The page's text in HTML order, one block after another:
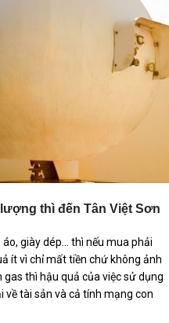
thì đến Tân Việt Sơn
giày dép… thì nếu mua phải
ít vì chỉ mất tiền chứ không ảnh
thì hậu quả của việc sử dụng
tài sản và cả tính mạng con